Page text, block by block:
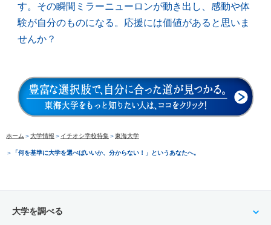
す。その瞬間ミラーニューロンが動き出し、感動や体
験が自分のものになる。応援には価値があると思いま
せんか？
ホーム ＞大学情報 ＞ イチオシ学校特集＞東海大学
＞ 「何を基準に大学を選べばいいか、分からない！」というあなたへ。
大学を調べる